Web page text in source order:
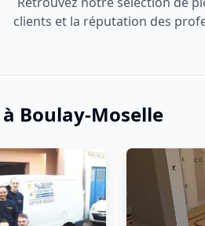
clients et la réputation des
Boulay-Moselle